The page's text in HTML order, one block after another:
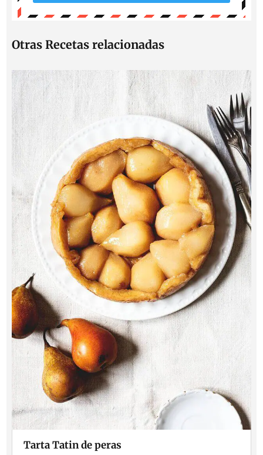
Otras Recetas relacionadas
Tarta Tatin de peras